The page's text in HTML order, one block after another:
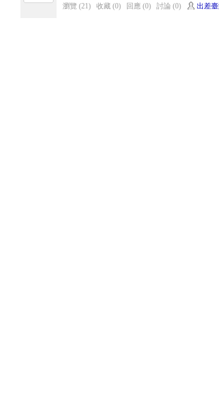
瀏覽 (21)
收藏 (0) 回應 (0) 討論 (0) 出差